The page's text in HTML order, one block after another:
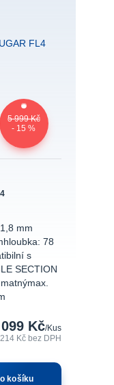
5 999 Kč
- 15 %
mm
78
s
SECTION
Kč/Kus
Kč bez DPH
košíku